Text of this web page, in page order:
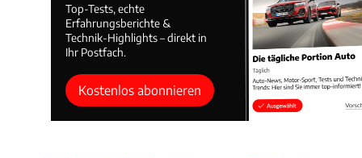
Top-Tests, echte
Erfahrungsberichte &
Technik-Highlights – direkt in
Ihr Postfach.
Kostenlos abonnieren